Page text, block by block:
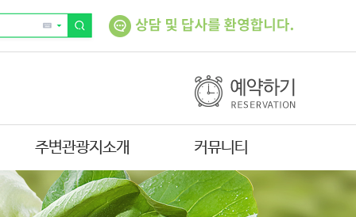
주변관광지소개 커뮤니티